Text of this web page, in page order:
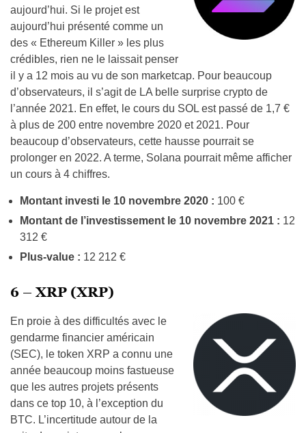
aujourd’hui. Si le projet est
aujourd’hui présenté comme un
des « Ethereum Killer » les plus
crédibles, rien ne le laissait penser
il y a 12 mois au vu de son marketcap. Pour beaucoup
d’observateurs, il s’agit de LA belle surprise crypto de
l’année 2021. En effet, le cours du SOL est passé de 1,7 €
à plus de 200 entre novembre 2020 et 2021. Pour
beaucoup d’observateurs, cette hausse pourrait se
prolonger en 2022. A terme, Solana pourrait même afficher
un cours à 4 chiffres.
Montant investi le 10 novembre 2020 : 100 €
Montant de l’investissement le 10 novembre 2021 : 12
312 €
Plus-value : 12 212 €
6 – XRP (XRP)
En proie à des difficultés avec le
gendarme financier américain
(SEC), le token XRP a connu une
année beaucoup moins fastueuse
que les autres projets présents
dans ce top 10, à l’exception du
BTC. L’incertitude autour de la